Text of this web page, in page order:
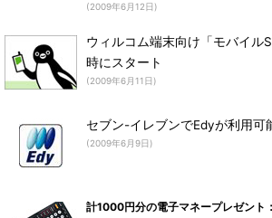
(2009年6月12日)
ウィルコム端末向け「モバイル
時にスタート
(2009年6月11日)
セブン-イレブンでEdyが利用可
(2009年6月9日)
計1000円分の電子マネープレゼント：